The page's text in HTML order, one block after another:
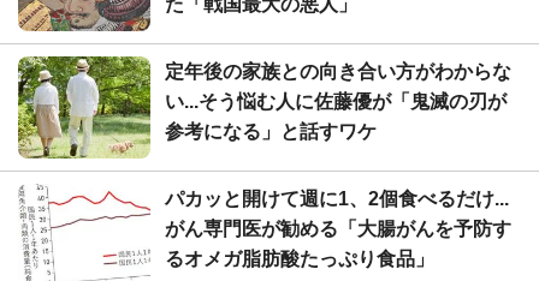
定年後の家族との向き合い方がわからな
い...そう悩む人に佐藤優が「鬼滅の刃が
参考になる」と話すワケ
パカッと開けて週に1、2個食べるだけ...
がん専門医が勧める「大腸がんを予防す
るオメガ脂肪酸たっぷり食品」